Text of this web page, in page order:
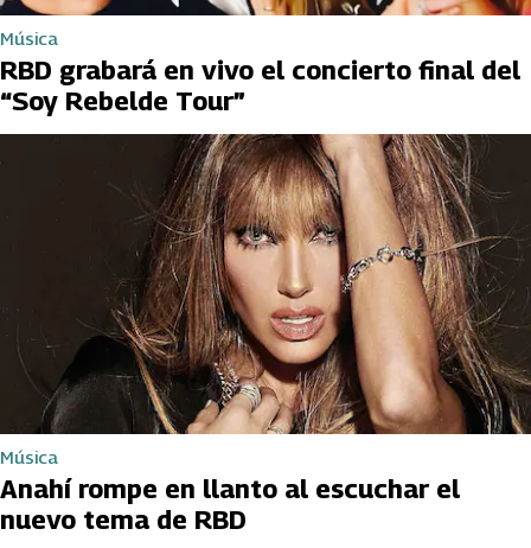
Música
RBD grabará en vivo el concierto final del
“Soy Rebelde Tour”
Música
Anahí rompe en llanto al escuchar el
nuevo tema de RBD